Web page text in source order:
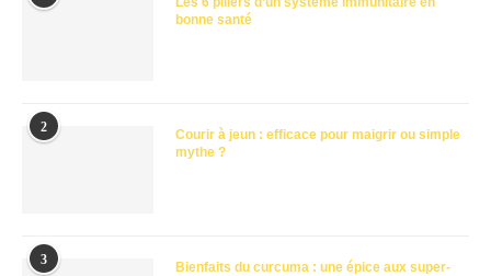
bonne santé
2
Courir à jeun : efficace pour maigrir ou simple
mythe ?
3
Bienfaits du curcuma : une épice aux super-